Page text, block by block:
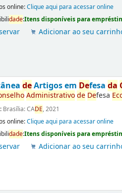
online:Clique aqui para acessar online
dade:Itens disponíveis para
Adicionar ao seu
deArtigos em Defesada
Administrativode Defesa
Brasília: CADE, 2021
online:Clique aqui para acessar online
dade:Itens disponíveis para
Adicionar ao seu